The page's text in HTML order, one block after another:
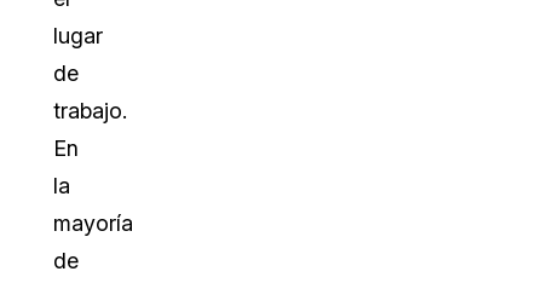
lugar
de
trabajo.
En
la
mayoría
de